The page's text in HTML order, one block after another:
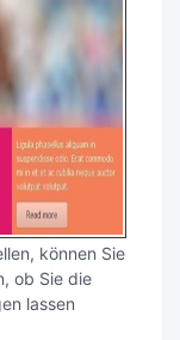
können Sie
ob Sie die
lassen